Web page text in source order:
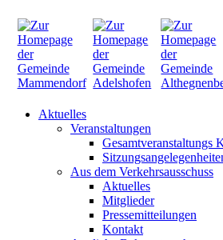
Aktuelles
Veranstaltungen
Gesamtveranstaltungs
Aus dem Verkehrsausschuss
Aktuelles
Mitglieder
Pressemitteilungen
Kontakt